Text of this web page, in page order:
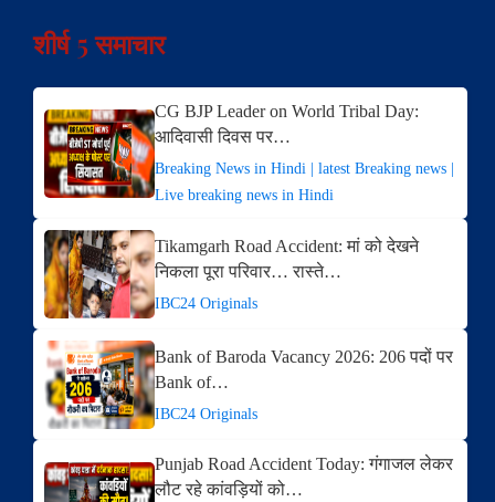
शीर्ष 5 समाचार
CG BJP Leader on World Tribal Day:
आदिवासी दिवस पर…
Breaking News in Hindi | latest Breaking news |
Live breaking news in Hindi
Tikamgarh Road Accident: मां को देखने
निकला पूरा परिवार… रास्ते…
IBC24 Originals
Bank of Baroda Vacancy 2026: 206 पदों पर
Bank of…
IBC24 Originals
Punjab Road Accident Today: गंगाजल लेकर
लौट रहे कांवड़ियों को…